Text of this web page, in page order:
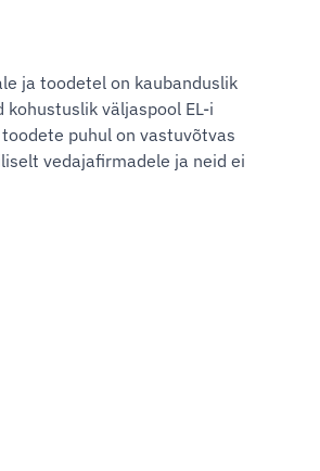
ja toodetel on kaubanduslik
kohustuslik väljaspool EL-i
puhul on vastuvõtvas
vedajafirmadele ja neid ei